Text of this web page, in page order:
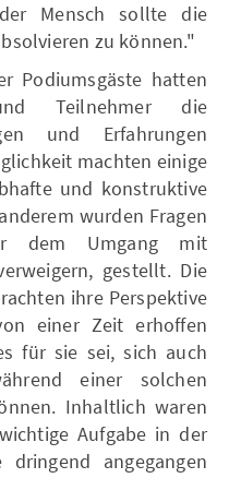
Mensch sollte die
zu können."
Podiumsgäste hatten
Teilnehmer die
und Erfahrungen
machten einige
und konstruktive
wurden Fragen
dem Umgang mit
gestellt. Die
ihre Perspektive
einer Zeit erhoffen
für sie sei, sich auch
einer solchen
Inhaltlich waren
Aufgabe in der
dringend angegangen